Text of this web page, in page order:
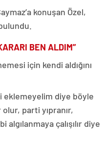
konuşan Özel,
BEN ALDIM”
için kendi aldığını
eklemeyelim diye böyle
parti yıpranır,
çalışılır diye